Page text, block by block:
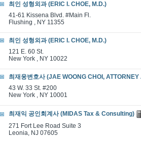
최인 성형외과 (ERIC I. CHOE, M.D.)
41-61 Kissena Blvd. #Main Fl.
Flushing , NY 11355
최인 성형외과 (ERIC I. CHOE, M.D.)
121 E. 60 St.
New York , NY 10022
최재웅변호사 (JAE WOONG CHOI, ATTORNEY
43 W. 33 St. #200
New York , NY 10001
최재익 공인회계사 (MIDAS Tax & Consulting)
271 Fort Lee Road Suite 3
Leonia, NJ 07605